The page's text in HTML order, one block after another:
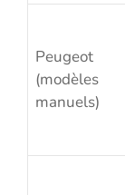
Peugeot
(modèles
manuels)